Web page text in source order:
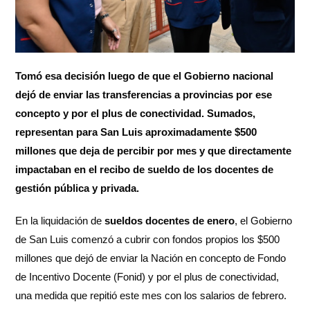
Tomó esa decisión luego de que el Gobierno nacional
dejó de enviar las transferencias a provincias por ese
concepto y por el plus de conectividad. Sumados,
representan para San Luis aproximadamente $500
millones que deja de percibir por mes y que directamente
impactaban en el recibo de sueldo de los docentes de
gestión pública y privada.
En la liquidación de sueldos docentes de enero, el Gobierno
de San Luis comenzó a cubrir con fondos propios los $500
millones que dejó de enviar la Nación en concepto de Fondo
de Incentivo Docente (Fonid) y por el plus de conectividad,
una medida que repitió este mes con los salarios de febrero.